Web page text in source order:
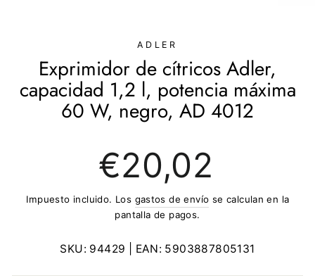
ADLER
Exprimidor de cítricos Adler,
capacidad 1,2 l, potencia máxima
60 W, negro, AD 4012
regular
€20,02
Impuesto incluido. Los gastos de envío se calculan en la
pantalla de pagos.
SKU: 94429 | EAN: 5903887805131